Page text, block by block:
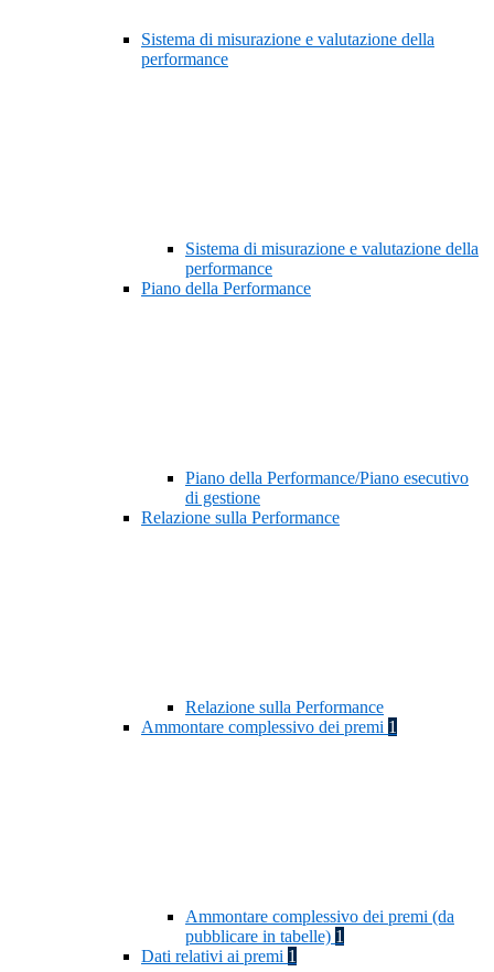
Sistema di misurazione e valutazione della
performance
Sistema di misurazione e valutazione della
performance
Piano della Performance
Piano della Performance/Piano esecutivo
di gestione
Relazione sulla Performance
Relazione sulla Performance
Ammontare complessivo dei premi 1
Ammontare complessivo dei premi (da
pubblicare in tabelle) 1
Dati relativi ai premi 1